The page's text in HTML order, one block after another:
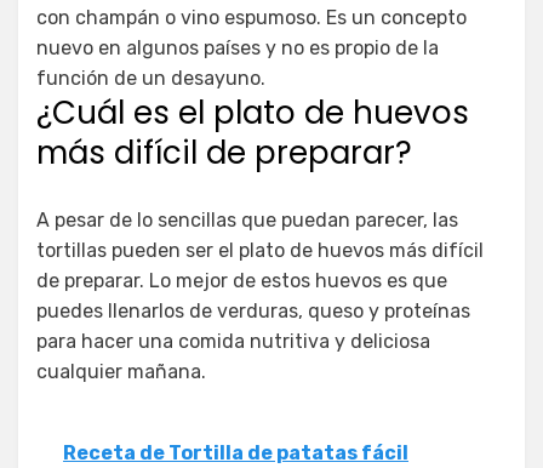
con champán o vino espumoso. Es un concepto
nuevo en algunos países y no es propio de la
función de un desayuno.
¿Cuál es el plato de huevos
más difícil de preparar?
A pesar de lo sencillas que puedan parecer, las
tortillas pueden ser el plato de huevos más difícil
de preparar. Lo mejor de estos huevos es que
puedes llenarlos de verduras, queso y proteínas
para hacer una comida nutritiva y deliciosa
cualquier mañana.
Receta de Tortilla de patatas fácil